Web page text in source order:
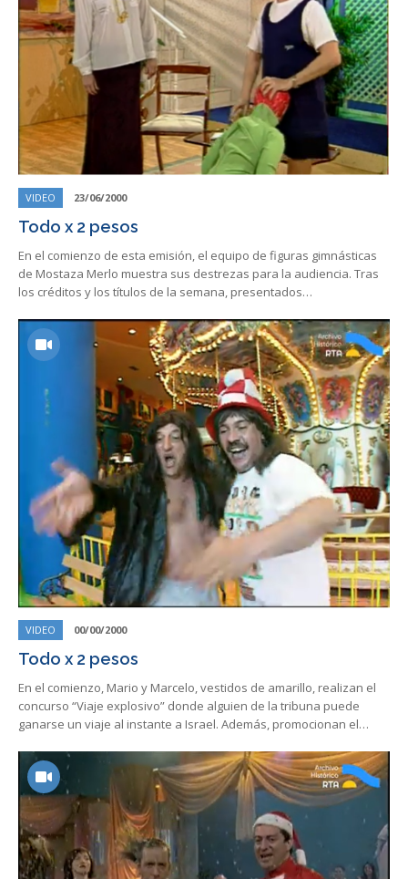
VIDEO 23/06/2000
Todo x 2 pesos
En el comienzo de esta emisión, el equipo de figuras gimnásticas
de Mostaza Merlo muestra sus destrezas para la audiencia. Tras
los créditos y los títulos de la semana, presentados…
VIDEO 00/00/2000
Todo x 2 pesos
En el comienzo, Mario y Marcelo, vestidos de amarillo, realizan el
concurso “Viaje explosivo” donde alguien de la tribuna puede
ganarse un viaje al instante a Israel. Además, promocionan el…